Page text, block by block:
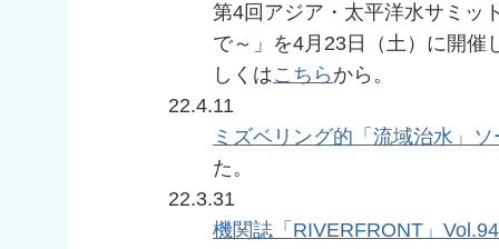
第4回アジア・太平洋水サミッ
で～」を4月23日（土）に開催
しくはこちら から。
22.4.11
ミズベリング的「流域治水」
た。
22.3.31
機関誌「RIVERFRONT」Vol.94